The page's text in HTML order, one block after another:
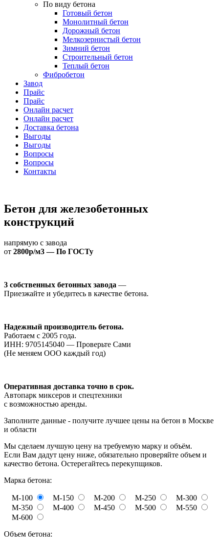
По виду бетона
Готовый бетон
Монолитный бетон
Дорожный бетон
Мелкозернистый бетон
Зимний бетон
Строительный бетон
Теплый бетон
Фибробетон
Завод
Прайс
Прайс
Онлайн расчет
Онлайн расчет
Доставка бетона
Выгоды
Выгоды
Вопросы
Вопросы
Контакты
Бетон для железобетонных
конструкций
напрямую с завода
от 2800р/м3 — По ГОСТу
3 собственных бетонных завода —
Приезжайте и убедитесь в качестве бетона.
Надежный производитель бетона.
Работаем с 2005 года.
ИНН: 9705145040 — Проверьте Сами
(Не меняем ООО каждый год)
Оперативная доставка точно в срок.
Автопарк миксеров и спецтехники
с возможностью аренды.
Заполните данные - получите лучшее цены на бетон в Москве
и области
Мы сделаем лучшую цену на требуемую марку и объём.
Если Вам дадут цену ниже, обязательно проверяйте объем и
качество бетона. Остерегайтесь перекупщиков.
Марка бетона:
М-100 М-150 М-200 М-250
М-300
М-350
М-400 М-450 М-500
М-550
М-600
Объем бетона: